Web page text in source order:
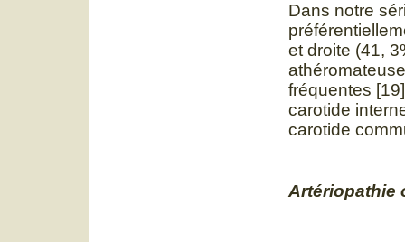
Dans notre
et droite (41,
fréquentes
carotide
carotide
Artériopathie